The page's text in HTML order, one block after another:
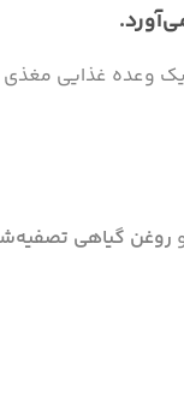
یک وعده غذایی
روغن گیاهی